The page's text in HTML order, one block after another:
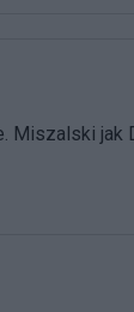
Miszalski jak